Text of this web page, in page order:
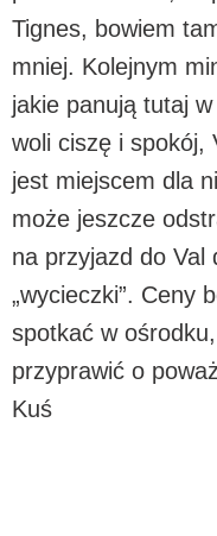
Tignes, bowiem
mniej. Kolejnym
jakie panują tutaj
woli ciszę i spokój,
jest miejscem dla
może jeszcze
na przyjazd do Val
„wycieczki”. Ceny
spotkać w
przyprawić o
Kuś